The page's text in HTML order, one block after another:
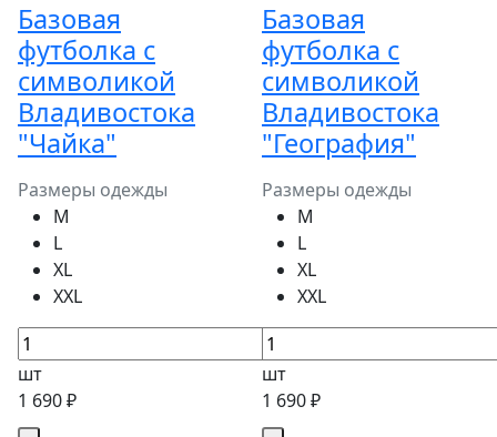
Базовая
футболка с
символикой
Владивостока
"Чайка"
Размеры одежды
M
L
XL
XXL
шт
1 690 ₽
Базовая
футболка с
символикой
Владивостока
"География"
Размеры одежды
M
L
XL
XXL
шт
1 690 ₽